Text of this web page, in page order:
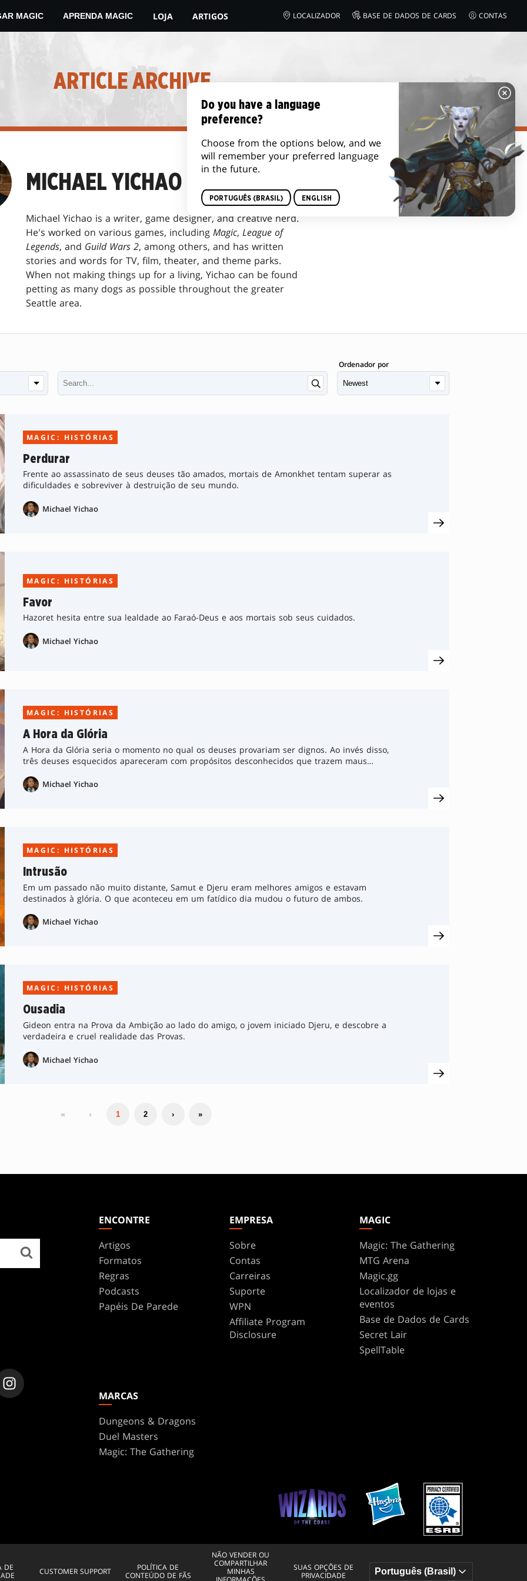
MAGIC APRENDA MAGIC LOJA ARTIGOS LOCALIZADOR BASE DE DADOS DE CARDS CONTAS
ARTICLE ARCHIVE
MICHAEL YICHAO
Michael Yichao is a writer, game designer, and creative nerd.
He's worked on various games, including Magic, League of
Legends, and Guild Wars 2, among others, and has written
stories and words for TV, film, theater, and theme parks.
When not making things up for a living, Yichao can be found
petting as many dogs as possible throughout the greater
Seattle area.
Ordenador por
MAGIC: HISTÓRIAS
Perdurar
Frente ao assassinato de seus deuses tão amados, mortais de Amonkhet tentam superar as
dificuldades e sobreviver à destruição de seu mundo.
Michael Yichao
MAGIC: HISTÓRIAS
Favor
Hazoret hesita entre sua lealdade ao Faraó-Deus e aos mortais sob seus cuidados.
Michael Yichao
MAGIC: HISTÓRIAS
A Hora da Glória
A Hora da Glória seria o momento no qual os deuses provariam ser dignos. Ao invés disso,
três deuses esquecidos apareceram com propósitos desconhecidos que trazem maus
Michael Yichao
MAGIC: HISTÓRIAS
Intrusão
Em um passado não muito distante, Samut e Djeru eram melhores amigos e estavam
destinados à glória. O que aconteceu em um fatídico dia mudou o futuro de ambos.
Michael Yichao
MAGIC: HISTÓRIAS
Ousadia
Gideon entra na Prova da Ambição ao lado do amigo, o jovem iniciado Djeru, e descobre a
verdadeira e cruel realidade das Provas.
Michael Yichao
« ‹ 1 2 › »
ENCONTRE
Artigos
Formatos
Regras
Podcasts
Papéis De Parede
EMPRESA
Sobre
Contas
Carreiras
Suporte
WPN
Affiliate Program
Disclosure
MAGIC
Magic: The Gathering
MTG Arena
Magic.gg
Localizador de lojas e
eventos
Base de Dados de Cards
Secret Lair
SpellTable
MARCAS
Dungeons & Dragons
Duel Masters
Magic: The Gathering
DE
CUSTOMER SUPPORT
POLÍTICA DE
CONTEÚDO DE FÃS
NÃO VENDER OU
COMPARTILHAR
MINHAS
SUAS OPÇÕES DE
PRIVACIDADE
Do you have a language
preference?
Choose from the options below, and we
will remember your preferred language
in the future.
PORTUGUÊS (BRASIL) ENGLISH